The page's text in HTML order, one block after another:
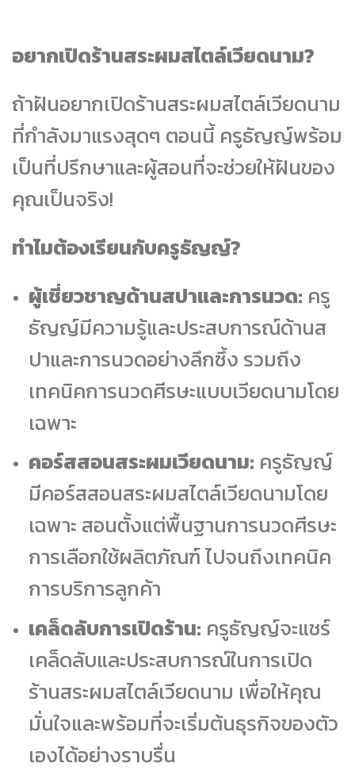
อยากเปิดร้านสระผมสไตล์เวียดนาม?
ถ้าฝันอยากเปิดร้านสระผมสไตล์เวียดนาม
ที่กำลังมาแรงสุดๆ ตอนนี้ ครูธัญญ์พร้อม
เป็นที่ปรึกษาและผู้สอนที่จะช่วยให้ฝันของ
คุณเป็นจริง!
ทำไมต้องเรียนกับครูธัญญ์?
ผู้เชี่ยวชาญด้านสปาและการนวด: ครู
ธัญญ์มีความรู้และประสบการณ์ด้านส
ปาและการนวดอย่างลึกซึ้ง รวมถึง
เทคนิคการนวดศีรษะแบบเวียดนามโดย
เฉพาะ
คอร์สสอนสระผมเวียดนาม: ครูธัญญ์
มีคอร์สสอนสระผมสไตล์เวียดนามโดย
เฉพาะ สอนตั้งแต่พื้นฐานการนวดศีรษะ
การเลือกใช้ผลิตภัณฑ์ ไปจนถึงเทคนิค
การบริการลูกค้า
เคล็ดลับการเปิดร้าน: ครูธัญญ์จะแชร์
เคล็ดลับและประสบการณ์ในการเปิด
ร้านสระผมสไตล์เวียดนาม เพื่อให้คุณ
มั่นใจและพร้อมที่จะเริ่มต้นธุรกิจของตัว
เองได้อย่างราบรื่น